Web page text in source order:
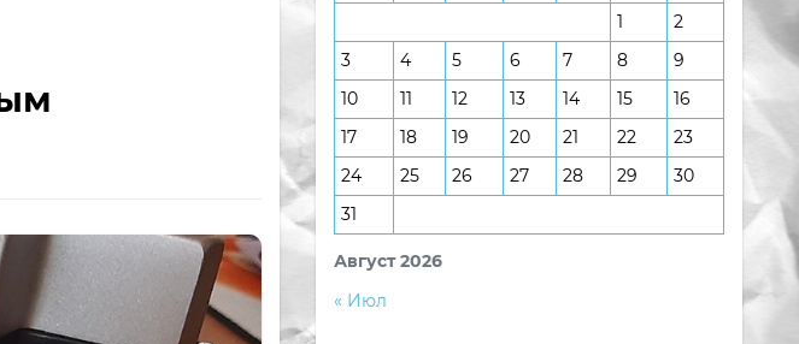
Август 2026
1
2
3
4 5 6 7 8
9
10
11 12 13 14 15
16
17
18 19 20 21 22
23
24
25 26 27 28 29
30
31
« Июл